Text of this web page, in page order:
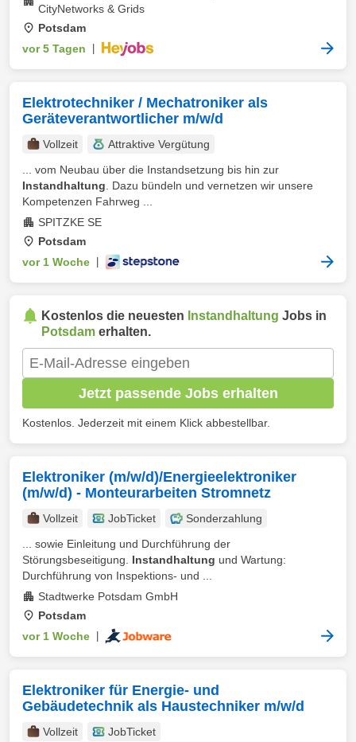
CityNetworks & Grids
Potsdam
vor 5 Tagen
Elektrotechniker / Mechatroniker als
Geräteverantwortlicher m/w/d
Vollzeit
Attraktive Vergütung
... vom Neubau über die Instandsetzung bis hin zur
Instandhaltung . Dazu bündeln und vernetzen wir unsere
Kompetenzen Fahrweg ...
SPITZKE SE
Potsdam
vor 1 Woche
Kostenlos die neuesten Instandhaltung Jobs in
Potsdam erhalten.
Jetzt passende Jobs erhalten
Kostenlos. Jederzeit mit einem Klick abbestellbar.
Elektroniker (m/w/d)/Energieelektroniker
(m/w/d) - Monteurarbeiten Stromnetz
Vollzeit JobTicket
Sonderzahlung
... sowie Einleitung und Durchführung der
Störungsbeseitigung. Instandhaltung und Wartung:
Durchführung von Inspektions- und ...
Stadtwerke Potsdam GmbH
Potsdam
vor 1 Woche
Elektroniker für Energie- und
Gebäudetechnik als Haustechniker m/w/d
Vollzeit JobTicket